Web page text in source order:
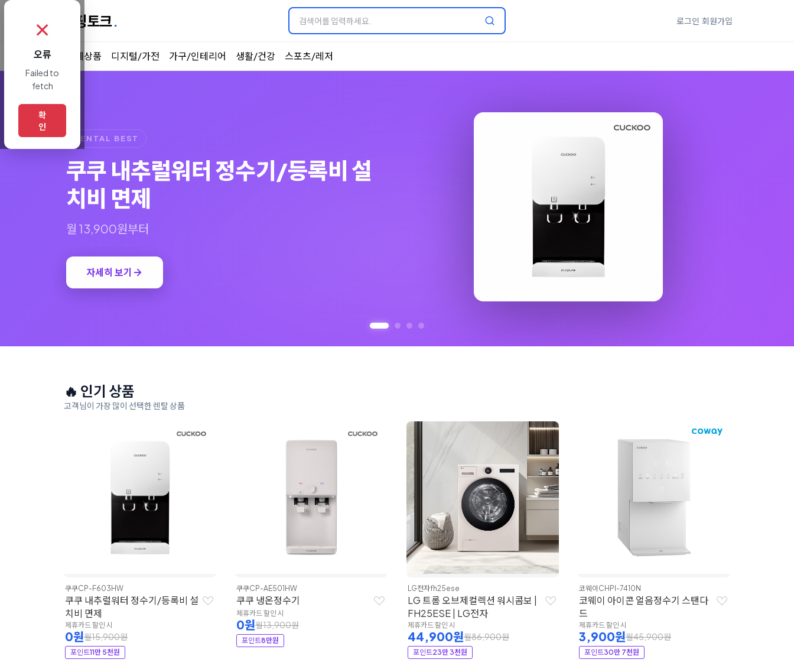
쇼핑토크. 로그인 회원가입
전체상품 디지털/가전 가구/인테리어 생활/건강 스포츠/레저
RENTAL BEST
코웨이 아이콘 얼음정수기 스탠다드
자세히 보기
🔥 인기 상품
고객님이 가장 많이 선택한 렌탈 상품
쿠쿠CP-F603HW
쿠쿠 내추럴워터 정수기/등록비 설
치비 면제
제휴카드 할인 시
0원월15,900원
포인트11만 5천원
쿠쿠CP-AE501HW
쿠쿠 냉온정수기
제휴카드 할인 시
0원월13,900원
포인트8만원
LG전자fh25ese
LG 트롬 오브제컬렉션 워시콤보 |
FH25ESE | LG전자
제휴카드 할인 시
44,900원월86,900원
포인트23만 3천원
코웨이 CHPI-7410N
코웨이 아이콘 얼음정수기 스탠다
드
제휴카드 할인 시
3,900원월45,900원
포인트30만 7천원
✗
오류
Failed to
fetch
확
인